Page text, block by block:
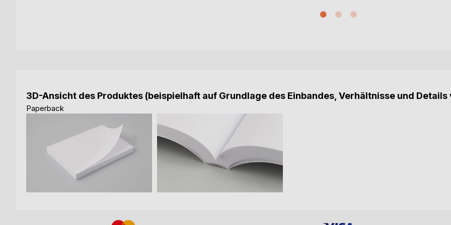
3D-Ansicht des Produktes (beispielhaft auf Grundlage des Einbandes, Verhältnisse und
Paperback